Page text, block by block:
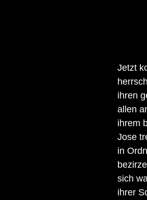
Jetzt
ihren
allen
ihrem
Jose
in
sich
ihrer